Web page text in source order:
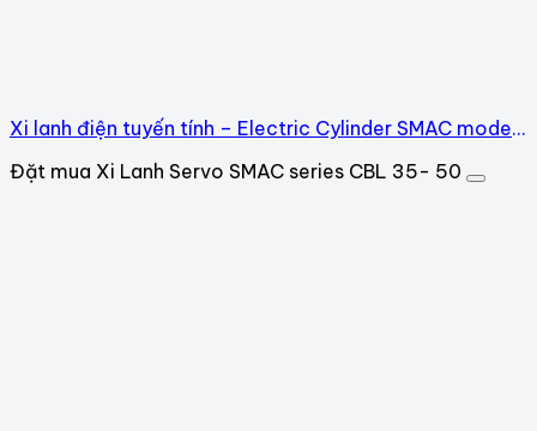
Xi lanh điện tuyến tính – Electric Cylinder SMAC model:
Đặt mua Xi Lanh Servo SMAC series CBL 35- 50